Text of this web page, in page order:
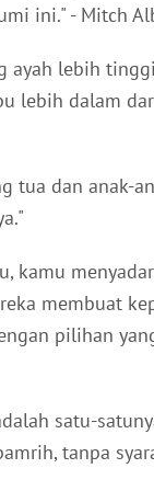
ini." - Mitch
ayah lebih
lebih dalam
tua dan anak-
kamu
membuat
pilihan
satu-
tanpa